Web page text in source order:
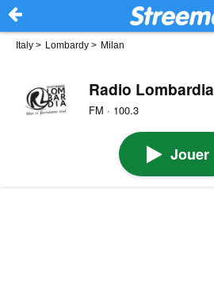
Italy > Lombardy > Milan
Radio Lombardia
FM · 100.3
Jouer